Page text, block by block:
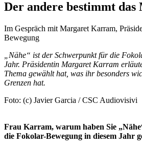
Der andere bestimmt das
Im Gespräch mit Margaret Karram,
Bewegung
„Nähe“ ist der Schwerpunkt für die
Jahr. Präsidentin Margaret Karram
Thema gewählt hat, was ihr besonders
Grenzen hat.
Foto: (c) Javier Garcia / CSC Audiovisivi
Frau Karram, warum haben Sie
die Fokolar-Bewegung in diesem Jahr